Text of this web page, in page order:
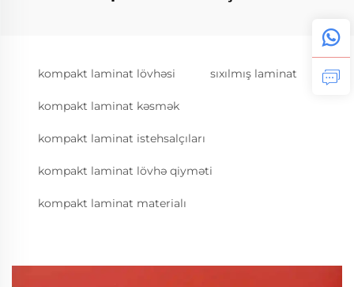
kompakt laminat lövhəsi sıxılmış laminat
kompakt laminat kəsmək
kompakt laminat istehsalçıları
kompakt laminat lövhə qiyməti
kompakt laminat materialı